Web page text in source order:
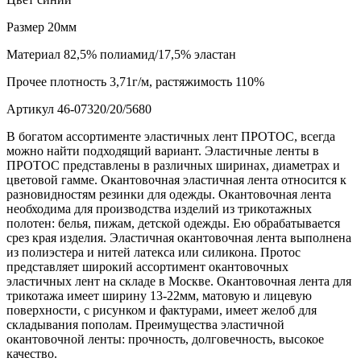
Размер 20мм
Материал 82,5% полиамид/17,5% эластан
Прочее плотность 3,71г/м, растяжимость 110%
Артикул 46-07320/20/5680
В богатом ассортименте эластичных лент ПРОТОС, всегда
можно найти подходящий вариант. Эластичные ленты в
ПРОТОС представлены в различных ширинах, диаметрах и
цветовой гамме. Окантовочная эластичная лента относится к
разновидностям резинки для одежды. Окантовочная лента
необходима для производства изделий из трикотажных
полотен: белья, пижам, детской одежды. Ею обрабатывается
срез края изделия. Эластичная окантовочная лента выполнена
из полиэстера и нитей латекса или силикона. Протос
представляет широкий ассортимент окантовочных
эластичных лент на складе в Москве. Окантовочная лента для
трикотажа имеет ширину 13-22мм, матовую и лицевую
поверхности, с рисунком и фактурами, имеет желоб для
складывания пополам. Преимущества эластичной
окантовочной ленты: прочность, долговечность, высокое
качество.